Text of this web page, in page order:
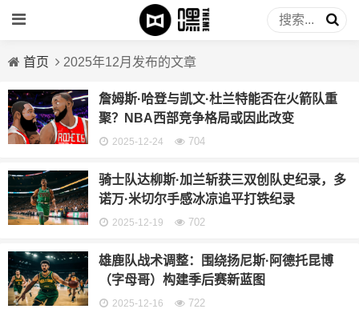
首页 2025年12月发布的文章
詹姆斯·哈登与凯文·杜兰特能否在火箭队重
聚？NBA西部竞争格局或因此改变
2025-12-24 704
骑士队达柳斯·加兰斩获三双创队史纪录，多
诺万·米切尔手感冰凉追平打铁纪录
2025-12-19 702
雄鹿队战术调整：围绕扬尼斯·阿德托昆博
（字母哥）构建季后赛新蓝图
2025-12-16 722